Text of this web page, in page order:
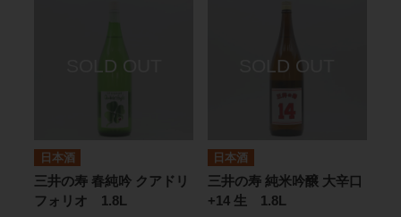
日本酒
三井の寿 春純吟 クアドリ
フォリオ 1.8L
日本酒
三井の寿 純米吟醸 大辛口
+14 生 1.8L